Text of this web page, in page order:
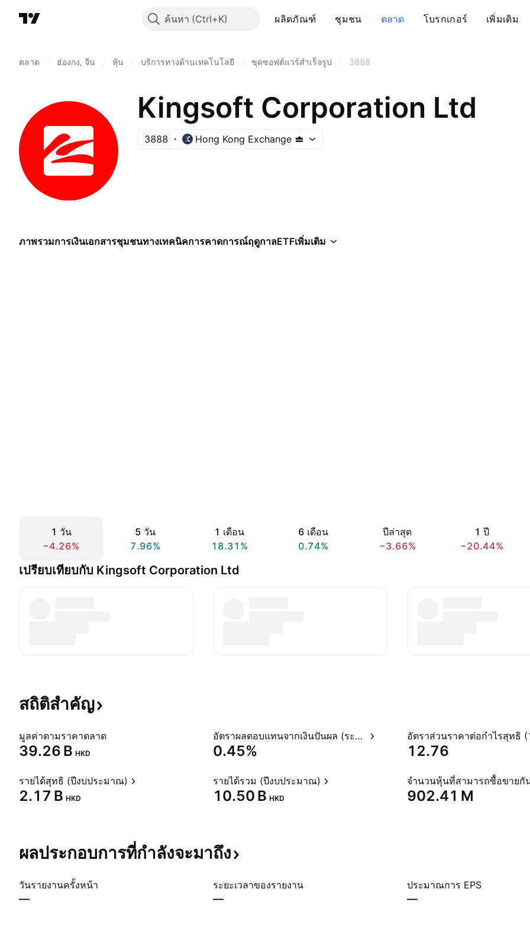
ค้นหา ผลิตภัณฑ์ ชุมชน ตลาด โบรกเกอร์ เพิ่มเติม
ตลาด ฮ่องกง, จีน หุ้น บริการทางด้านเทคโนโลยี ชุดซอฟต์แวร์สำเร็จรูป 3888
Kingsoft Corporation Ltd
3888 Hong Kong Exchange
ภาพรวมการเงินเอกสารชุมชนทางเทคนิคการคาดการณ์ฤดูกาลETFเพิ่มเติม
1 วัน
−4.26%
5 วัน
7.96%
1 เดือน
18.31%
6 เดือน
0.74%
ปีล่าสุด
−3.66%
1 ปี
−20.44%
เปรียบเทียบกับ Kingsoft Corporation Ltd
สถิติสำคัญ
มูลค่าตามราคาตลาด
‪39.26 B‬ HKD
อัตราผลตอบแทนจากเงินปันผล (ระบุไว้)
0.45% 12.76
รายได้สุทธิ (ปีงบประมาณ)
‪2.17 B‬ HKD
รายได้รวม (ปีงบประมาณ)
‪10.50 B‬ HKD
จำนวนหุ้นที่สามารถซื้อขายกั
‪902.41 M‬
ผลประกอบการที่กำลังจะมาถึง
วันรายงานครั้งหน้า
—
ระยะเวลาของรายงาน
—
ประมาณการ EPS
—